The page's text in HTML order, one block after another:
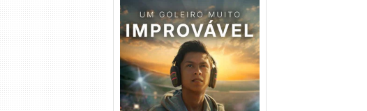
Um Goleiro Muito Improvável
Torrent (2026) WEB-DL 1080p
Dual Áudio